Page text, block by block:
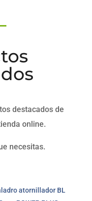
destacados de
online.
necesitas.